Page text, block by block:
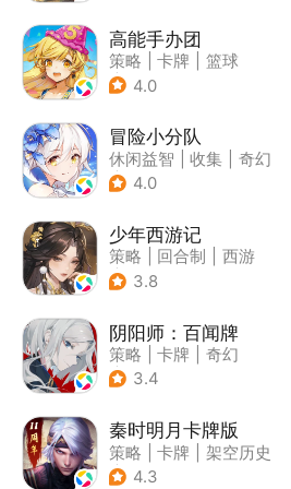
高能手办团
策略 卡牌
篮球
| 美少女
4.0
冒险小分队
休闲益智 收集
奇幻
| 美少女
4.0
少年西游记
策略 回合制
西游
| 中国风
3.8
阴阳师：百闻牌
策略 卡牌
奇幻
| 阴阳师
3.4
秦时明月卡牌版
策略 卡牌
架空历史
| 秦时明月
4.3